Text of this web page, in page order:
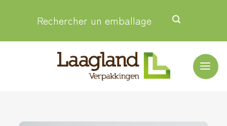
Rechercher un emballage